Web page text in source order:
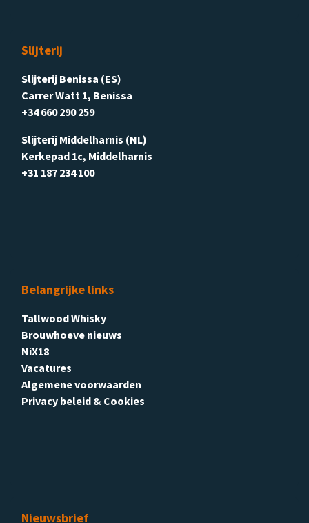
Slijterij
Slijterij Benissa (ES)
Carrer Watt 1, Benissa
+34 660 290 259
Slijterij Middelharnis (NL)
Kerkepad 1c, Middelharnis
+31 187 234 100
Belangrijke links
Tallwood Whisky
Brouwhoeve nieuws
NiX18
Vacatures
Algemene voorwaarden
Privacy beleid & Cookies
Nieuwsbrief